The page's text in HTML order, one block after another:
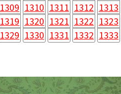
1309 1310 1311 1312 1313
1319 1320 1321 1322 1323
1329 1330 1331 1332 1333